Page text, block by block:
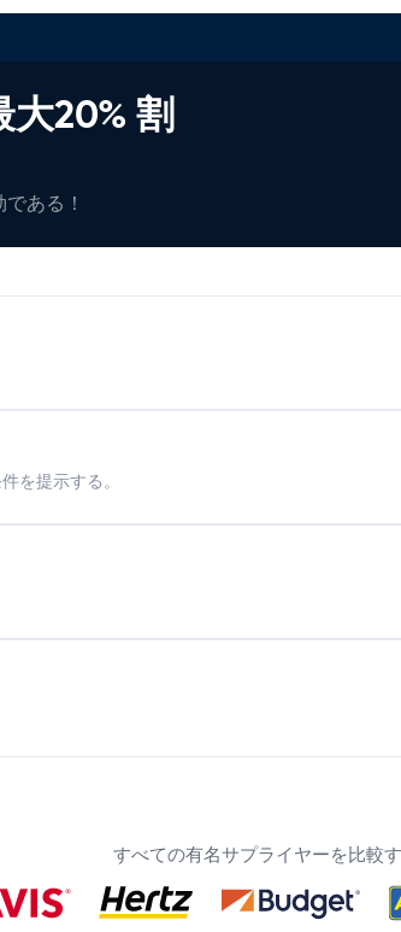
20% 割
ある！
を提示する。
すべての有名サプライヤーを比較